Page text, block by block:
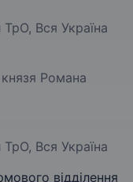
Вся Україна
Романа
Вся Україна
відділення